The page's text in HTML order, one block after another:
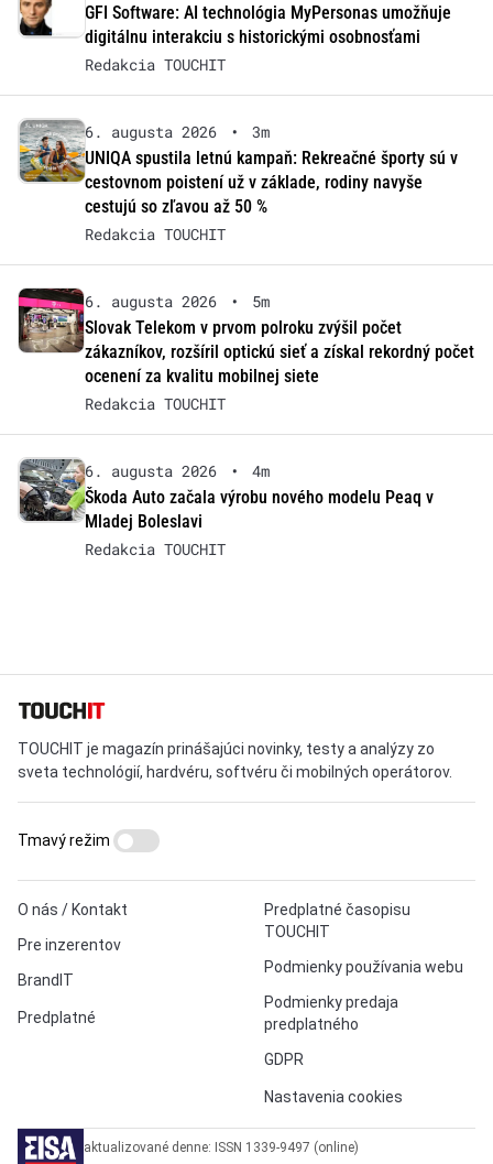
GFI Software: AI technológia MyPersonas umožňuje
digitálnu interakciu s historickými osobnosťami
Redakcia TOUCHIT
6. augusta 2026 •
3m
UNIQA spustila letnú kampaň: Rekreačné športy sú v
cestovnom poistení už v základe, rodiny navyše
cestujú so zľavou až 50 %
Redakcia TOUCHIT
6. augusta 2026 •
5m
Slovak Telekom v prvom polroku zvýšil počet
zákazníkov, rozšíril optickú sieť a získal rekordný počet
ocenení za kvalitu mobilnej siete
Redakcia TOUCHIT
6. augusta 2026 •
4m
Škoda Auto začala výrobu nového modelu Peaq v
Mladej Boleslavi
Redakcia TOUCHIT
TOUCHIT je magazín prinášajúci novinky, testy a analýzy zo
sveta technológií, hardvéru, softvéru či mobilných operátorov.
O nás / Kontakt
Pre inzerentov
BrandIT
Predplatné
Predplatné časopisu
TOUCHIT
Podmienky používania webu
Podmienky predaja
predplatného
GDPR
Nastavenia cookies
Tmavý režim
aktualizované denne: ISSN 1339-9497 (online)